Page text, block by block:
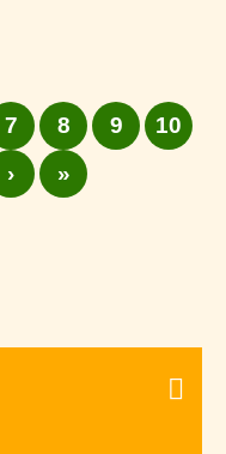
7 8 9
10
› »